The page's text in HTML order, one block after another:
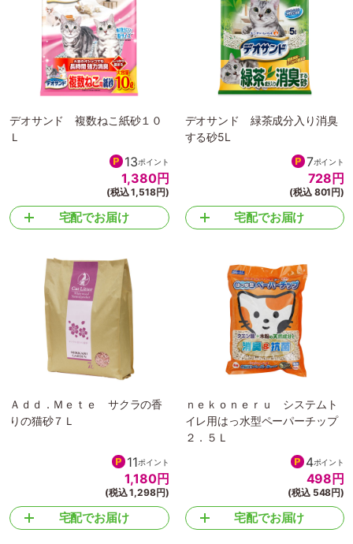
デオサンド 複数ねこ紙砂１０
13 ポイント
宅配でお届け
デオサンド 緑茶成分入り消臭
ポイント
宅配でお届け
Ａｄｄ．Ｍｅｔｅ サクラの香
11 ポイント
ｎｅｋｏｎｅｒｕ システムト
イレ用はっ水型ペーパーチップ
ポイント